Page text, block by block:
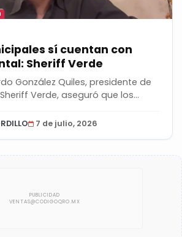
sí cuentan con
Sheriff Verde
González Quiles, presidente de
Verde, aseguró que los...
7 de julio, 2026